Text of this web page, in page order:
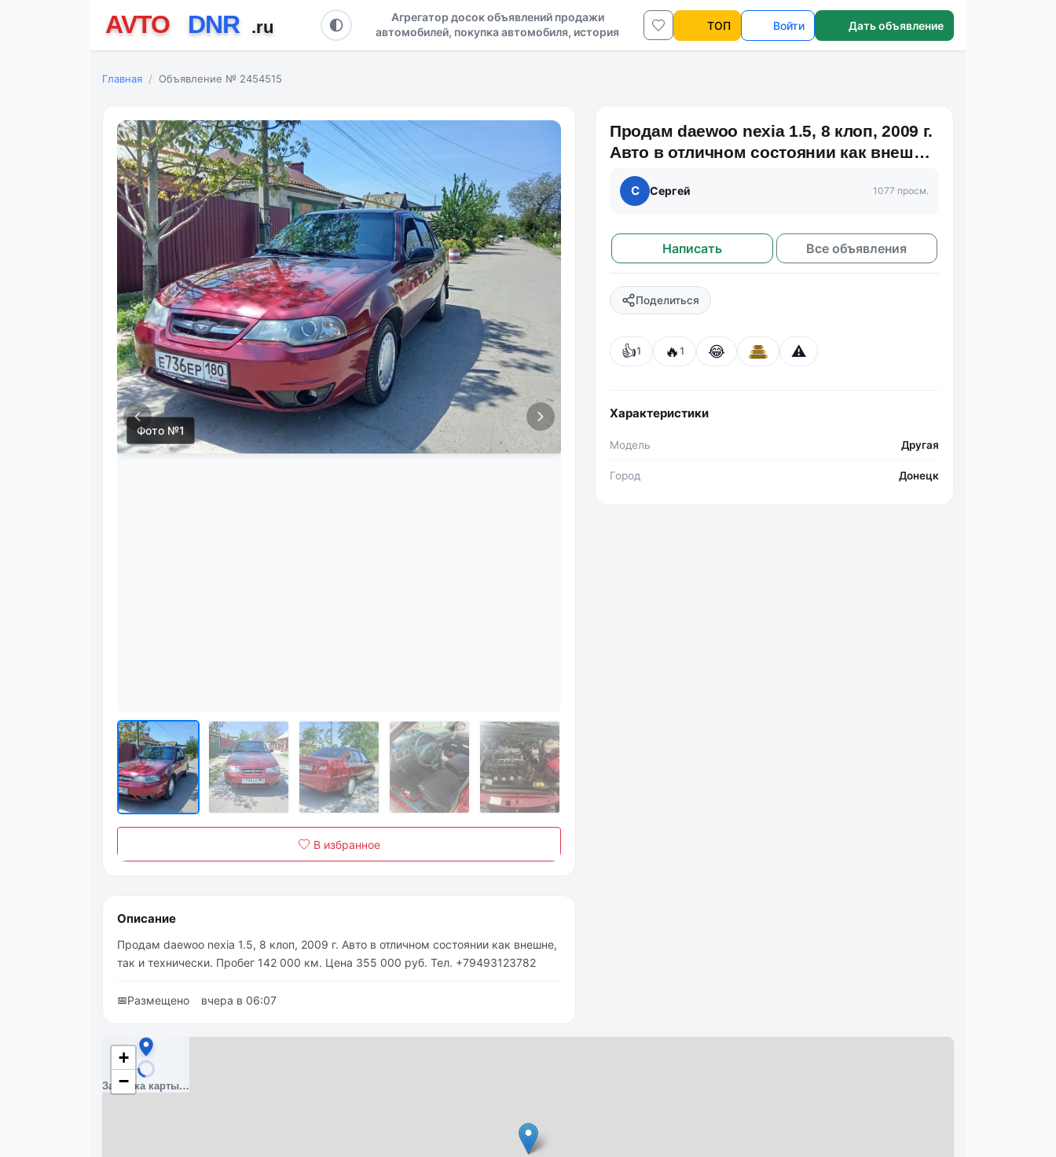
Агрегатор досок объявлений продажи
автомобилей, покупка автомобиля, история
авто в ДНР и ЛНР
ТОП Войти Дать объявление
Главная Объявление № 2454515
Фото №1
В избранное
Продам daewoo nexia 1.5, 8 клоп, 2009 г.
Авто в отличном состоянии как внешне,
так и техни…
С Сергей 1077 просм.
Написать Все объявления
Поделиться
👍1 🔥1 😂 ⚠️
Характеристики
Модель Другая
Город Донецк
Описание
Продам daewoo nexia 1.5, 8 клоп, 2009 г. Авто в отличном состоянии как внешне,
так и технически. Пробег 142 000 км. Цена 355 000 руб. Тел. +79493123782
📅Размещено вчера в 06:07
Загрузка карты…
+
−